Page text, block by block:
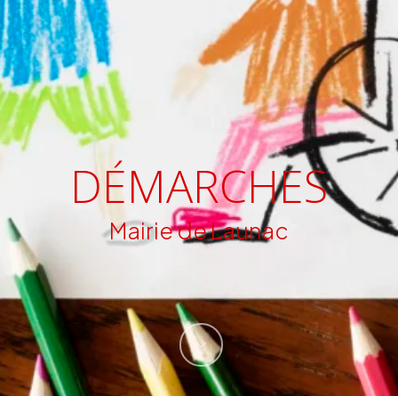
DÉMARCHES
Mairie de Launac